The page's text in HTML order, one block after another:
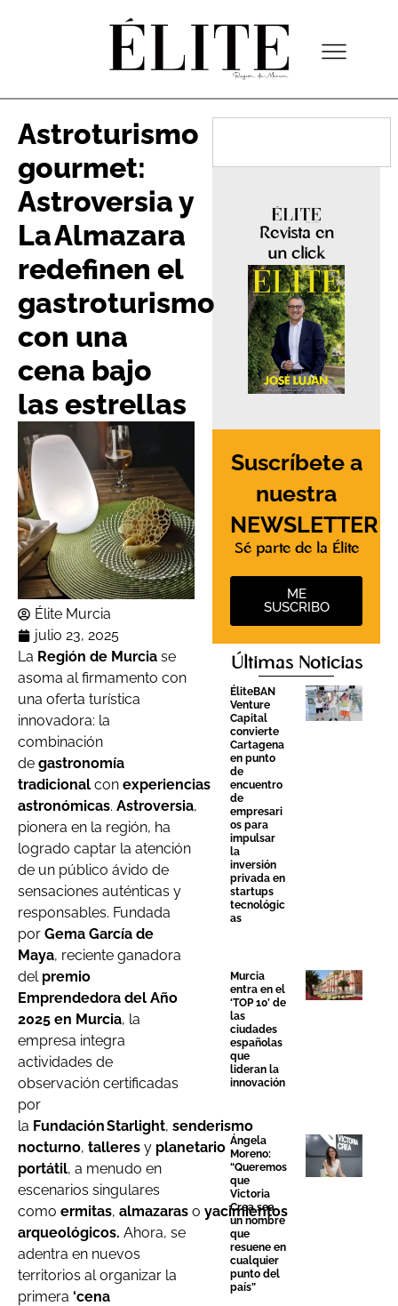
Astroturismo
gourmet:
Astroversia y
La Almazara
redefinen el
gastroturismo
con una
cena bajo
las estrellas
Élite Murcia
julio 23, 2025
La Región de Murcia se
asoma al firmamento con
una oferta turística
innovadora: la
combinación
de gastronomía
tradicional con experiencias
astronómicas. Astroversia,
pionera en la región, ha
logrado captar la atención
de un público ávido de
sensaciones auténticas y
responsables. Fundada
por Gema García de
Maya, reciente ganadora
del premio
Emprendedora del Año
2025 en Murcia, la
empresa integra
actividades de
observación certificadas
por
la Fundación Starlight, senderismo
nocturno, talleres y planetario
portátil, a menudo en
escenarios singulares
como ermitas, almazaras o yacimientos
arqueológicos. Ahora, se
adentra en nuevos
territorios al organizar la
primera ‘cena
Revista en
un click
Suscríbete a
nuestra
NEWSLETTER
Sé parte de la Élite
ME
SUSCRIBO
Últimas Noticias
ÉliteBAN
Venture
Capital
convierte
Cartagena
en punto
de
encuentro
de
empresari
os para
impulsar
la
inversión
privada en
startups
tecnológic
as
Murcia
entra en el
‘TOP 10’ de
las
ciudades
españolas
que
lideran la
innovación
Ángela
Moreno:
“Queremos
que
Victoria
Crea sea
un nombre
que
resuene en
cualquier
punto del
país”